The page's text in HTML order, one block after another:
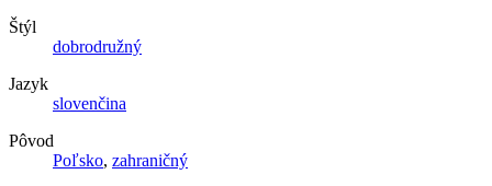
Štýl
dobrodružný
Jazyk
slovenčina
Pôvod
Poľsko, zahraničný